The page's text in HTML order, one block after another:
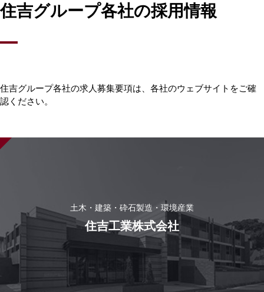
住吉グループ各社の採用情報
住吉グループ各社の求人募集要項は、各社のウェブサイトをご確
認ください。
土木・建築・砕石製造・環境産業
住吉工業株式会社